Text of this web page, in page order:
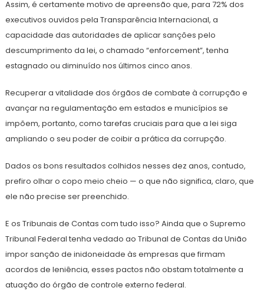
Assim, é certamente motivo de apreensão que, para 72% dos
executivos ouvidos pela Transparência Internacional, a
capacidade das autoridades de aplicar sanções pelo
descumprimento da lei, o chamado “enforcement”, tenha
estagnado ou diminuído nos últimos cinco anos.
Recuperar a vitalidade dos órgãos de combate à corrupção e
avançar na regulamentação em estados e municípios se
impõem, portanto, como tarefas cruciais para que a lei siga
ampliando o seu poder de coibir a prática da corrupção.
Dados os bons resultados colhidos nesses dez anos, contudo,
prefiro olhar o copo meio cheio — o que não significa, claro, que
ele não precise ser preenchido.
E os Tribunais de Contas com tudo isso? Ainda que o Supremo
Tribunal Federal tenha vedado ao Tribunal de Contas da União
impor sanção de inidoneidade às empresas que firmam
acordos de leniência, esses pactos não obstam totalmente a
atuação do órgão de controle externo federal.